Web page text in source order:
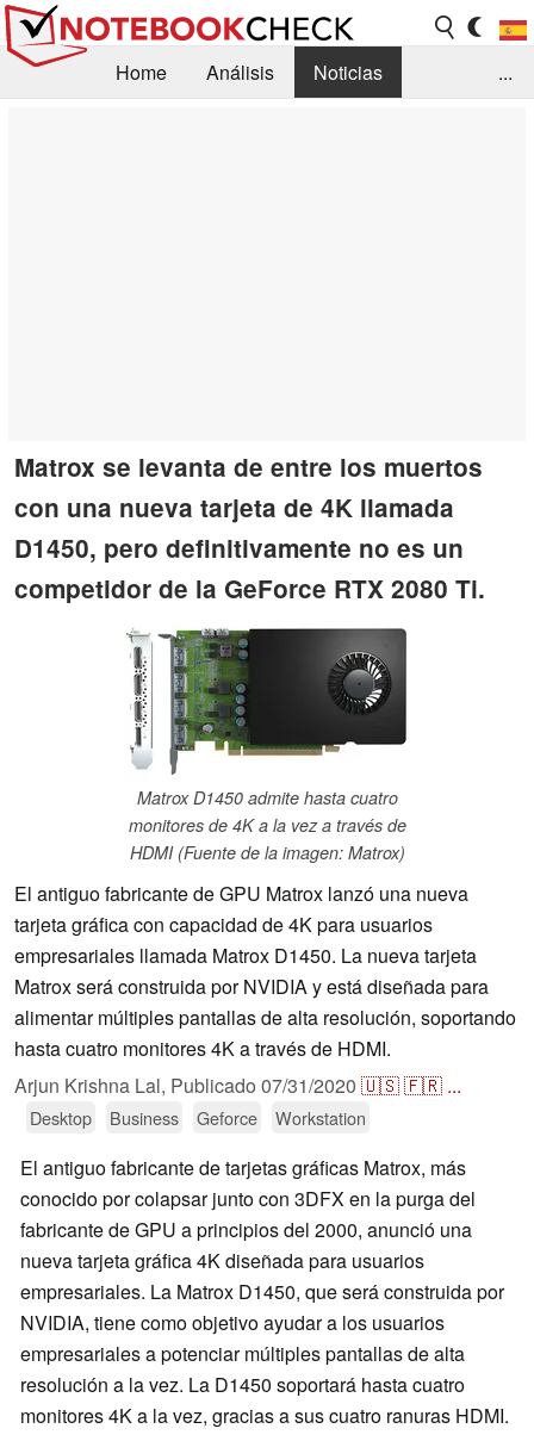
Home Análisis
Noticias
...
Matrox se levanta de entre los muertos
con una nueva tarjeta de 4K llamada
D1450, pero definitivamente no es un
competidor de la GeForce RTX 2080 Ti.
Matrox D1450 admite hasta cuatro
monitores de 4K a la vez a través de
HDMI (Fuente de la imagen: Matrox)
El antiguo fabricante de GPU Matrox lanzó una nueva
tarjeta gráfica con capacidad de 4K para usuarios
empresariales llamada Matrox D1450. La nueva tarjeta
Matrox será construida por NVIDIA y está diseñada para
alimentar múltiples pantallas de alta resolución, soportando
hasta cuatro monitores 4K a través de HDMI.
Arjun Krishna Lal, Publicado 07/31/2020 🇺🇸🇫🇷 ...
Desktop Business Geforce Workstation
El antiguo fabricante de tarjetas gráficas Matrox, más
conocido por colapsar junto con 3DFX en la purga del
fabricante de GPU a principios del 2000, anunció una
nueva tarjeta gráfica 4K diseñada para usuarios
empresariales. La Matrox D1450, que será construida por
NVIDIA, tiene como objetivo ayudar a los usuarios
empresariales a potenciar múltiples pantallas de alta
resolución a la vez. La D1450 soportará hasta cuatro
monitores 4K a la vez, gracias a sus cuatro ranuras HDMI.